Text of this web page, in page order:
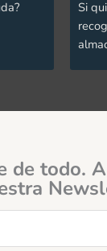
Si
de todo.